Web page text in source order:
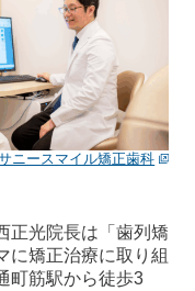
ニースマイル矯正歯科
正光院長は「歯列矯
に矯正治療に取り組
町筋駅から徒歩3